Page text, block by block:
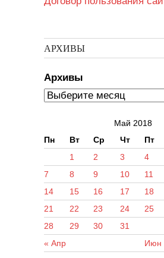
АРХИВЫ
Архивы
Май 2018
Пн
Вт Ср Чт Пт
« Апр Июн
1 2 3 4
7
8 9 10 11
14
15 16 17 18
21
22 23 24 25
28
29 30 31